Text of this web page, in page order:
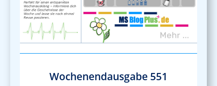
Wochenendausgabe 551